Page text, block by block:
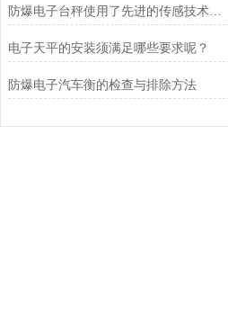
防爆电子台秤使用了先进的传感技术和数据处理算法
电子天平的安装须满足哪些要求呢？
防爆电子汽车衡的检查与排除方法